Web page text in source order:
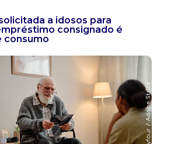
a idosos para
consignado é
consumo